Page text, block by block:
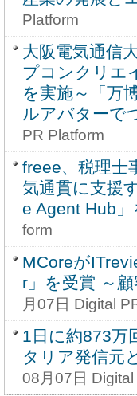
Platform
大阪電気通信
プコンクリエ
を実施～「万
ルアバターで
PR Platform
freee、税理士
気通貫に支援
e Agent Hub
form
MCoreが
r」を受賞 ～
月07日 Digital
1日に約873万
タリア発信元
08月07日